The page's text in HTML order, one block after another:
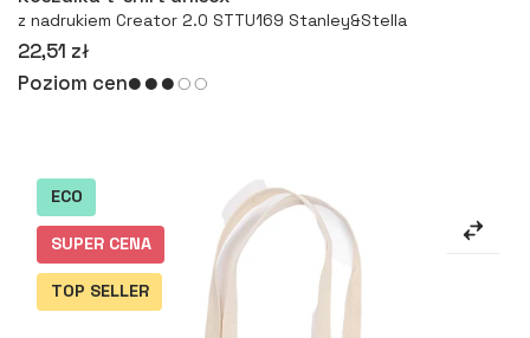
z nadrukiem Creator 2.0 STTU169 Stanley&Stella
22,51 zł
Poziom cen
ECO
SUPER CENA
TOP SELLER